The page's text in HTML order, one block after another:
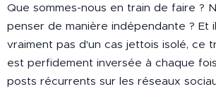
Que sommes-nous en train de faire ?
penser de manière indépendante ? Et
vraiment pas d'un cas jettois isolé, ce
est perfidement inversée à chaque
posts récurrents sur les réseaux